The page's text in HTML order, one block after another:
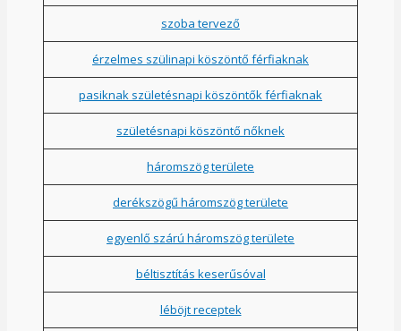
szoba tervező
érzelmes szülinapi köszöntő férfiaknak
pasiknak születésnapi köszöntők férfiaknak
születésnapi köszöntő nőknek
háromszög területe
derékszögű háromszög területe
egyenlő szárú háromszög területe
béltisztítás keserűsóval
léböjt receptek